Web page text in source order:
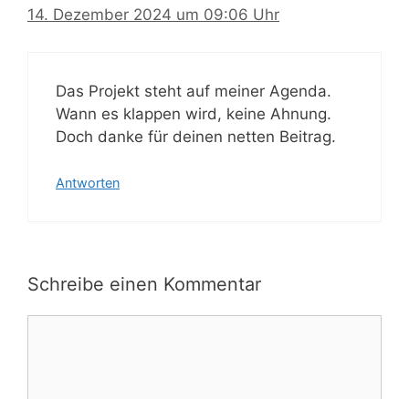
14. Dezember 2024 um 09:06 Uhr
Das Projekt steht auf meiner Agenda.
Wann es klappen wird, keine Ahnung.
Doch danke für deinen netten Beitrag.
Antworten
Schreibe einen Kommentar